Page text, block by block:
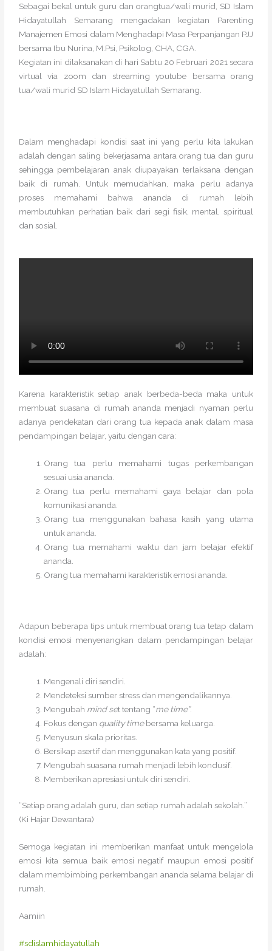
Sebagai bekal untuk guru dan orangtua/wali murid, SD Islam
Hidayatullah Semarang mengadakan kegiatan Parenting
Manajemen Emosi dalam Menghadapi Masa Perpanjangan PJJ
bersama Ibu Nurina, M.Psi, Psikolog, CHA, CGA.
Kegiatan ini dilaksanakan di hari Sabtu 20 Februari 2021 secara
virtual via zoom dan streaming youtube bersama orang
tua/wali murid SD Islam Hidayatullah Semarang.
Dalam menghadapi kondisi saat ini yang perlu kita lakukan
adalah dengan saling bekerjasama antara orang tua dan guru
sehingga pembelajaran anak diupayakan terlaksana dengan
baik di rumah. Untuk memudahkan, maka perlu adanya
proses memahami bahwa ananda di rumah lebih
membutuhkan perhatian baik dari segi fisik, mental, spiritual
dan sosial.
Karena karakteristik setiap anak berbeda-beda maka untuk
membuat suasana di rumah ananda menjadi nyaman perlu
adanya pendekatan dari orang tua kepada anak dalam masa
pendampingan belajar, yaitu dengan cara:
Orang tua perlu memahami tugas perkembangan
sesuai usia ananda.
Orang tua perlu memahami gaya belajar dan pola
komunikasi ananda.
Orang tua menggunakan bahasa kasih yang utama
untuk ananda.
Orang tua memahami waktu dan jam belajar efektif
ananda.
Orang tua memahami karakteristik emosi ananda.
Adapun beberapa tips untuk membuat orang tua tetap dalam
kondisi emosi menyenangkan dalam pendampingan belajar
adalah:
Mengenali diri sendiri.
Mendeteksi sumber stress dan mengendalikannya.
Mengubah mind set tentang “me time”.
Fokus dengan quality timebersama keluarga.
Menyusun skala prioritas.
Bersikap asertif dan menggunakan kata yang positif.
Mengubah suasana rumah menjadi lebih kondusif.
Memberikan apresiasi untuk diri sendiri.
“Setiap orang adalah guru, dan setiap rumah adalah sekolah.”
(Ki Hajar Dewantara)
Semoga kegiatan ini memberikan manfaat untuk mengelola
emosi kita semua baik emosi negatif maupun emosi positif
dalam membimbing perkembangan ananda selama belajar di
rumah.
Aamiin
#sdislamhidayatullah